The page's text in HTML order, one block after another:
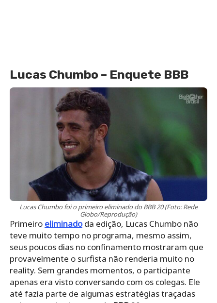
Lucas Chumbo – Enquete BBB
Lucas Chumbo foi o primeiro eliminado do BBB 20 (Foto: Rede
Globo/Reprodução)
Primeiro eliminadoda edição, Lucas Chumbo não
teve muito tempo no programa, mesmo assim,
seus poucos dias no confinamento mostraram que
provavelmente o surfista não renderia muito no
reality. Sem grandes momentos, o participante
apenas era visto conversando com os colegas. Ele
até fazia parte de algumas estratégias traçadas